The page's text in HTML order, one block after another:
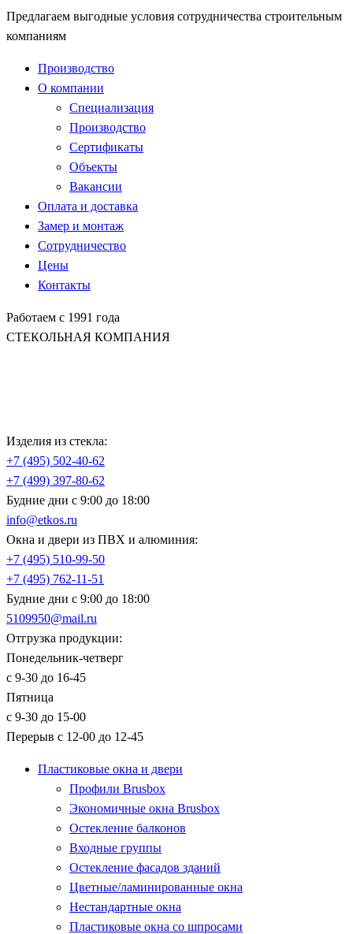
Предлагаем выгодные условия сотрудничества строительным
компаниям
Производство
О компании
Специализация
Производство
Сертификаты
Объекты
Вакансии
Оплата и доставка
Замер и монтаж
Сотрудничество
Цены
Контакты
Работаем с 1991 года
СТЕКОЛЬНАЯ КОМПАНИЯ
Изделия из стекла:
+7 (495) 502-40-62
+7 (499) 397-80-62
Будние дни с 9:00 до 18:00
info@etkos.ru
Окна и двери из ПВХ и алюминия:
+7 (495) 510-99-50
+7 (495) 762-11-51
Будние дни с 9:00 до 18:00
5109950@mail.ru
Отгрузка продукции:
Понедельник-четверг
с 9-30 до 16-45
Пятница
с 9-30 до 15-00
Перерыв с 12-00 до 12-45
Пластиковые окна и двери
Профили Brusbox
Экономичные окна Brusbox
Остекление балконов
Входные группы
Остекление фасадов зданий
Цветные/ламинированные окна
Нестандартные окна
Пластиковые окна со шпросами